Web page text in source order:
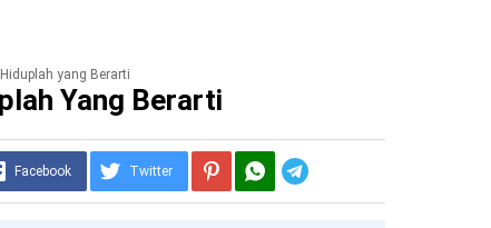
yang Berarti
Yang Berarti
Facebook Twitter